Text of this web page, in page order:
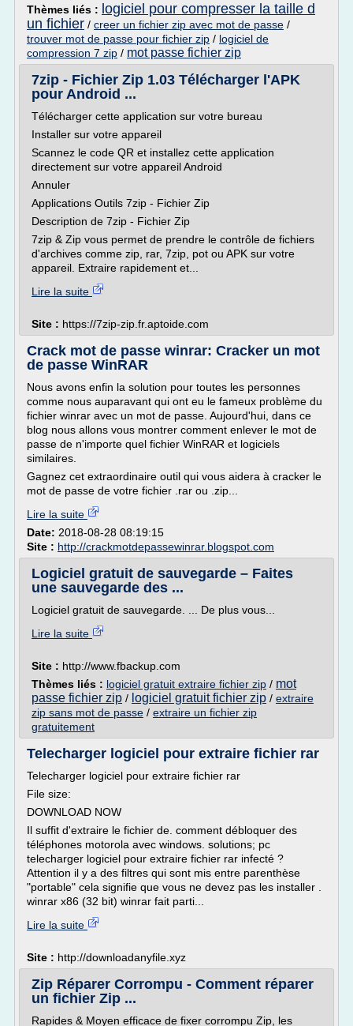
Thèmes liés : logiciel pour compresser la taille d
un fichier / creer un fichier zip avec mot de passe /
trouver mot de passe pour fichier zip / logiciel de
compression 7 zip / mot passe fichier zip
7zip - Fichier Zip 1.03 Télécharger l'APK
pour Android ...
Télécharger cette application sur votre bureau
Installer sur votre appareil
Scannez le code QR et installez cette application
directement sur votre appareil Android
Annuler
Applications Outils 7zip - Fichier Zip
Description de 7zip - Fichier Zip
7zip & Zip vous permet de prendre le contrôle de fichiers
d'archives comme zip, rar, 7zip, pot ou APK sur votre
appareil. Extraire rapidement et...
Lire la suite
Site : https://7zip-zip.fr.aptoide.com
Crack mot de passe winrar: Cracker un mot
de passe WinRAR
Nous avons enfin la solution pour toutes les personnes
comme nous auparavant qui ont eu le fameux problème du
fichier winrar avec un mot de passe. Aujourd'hui, dans ce
blog nous allons vous montrer comment enlever le mot de
passe de n'importe quel fichier WinRAR et logiciels
similaires.
Gagnez cet extraordinaire outil qui vous aidera à cracker le
mot de passe de votre fichier .rar ou .zip...
Lire la suite
Date: 2018-08-28 08:19:15
Site : http://crackmotdepassewinrar.blogspot.com
Logiciel gratuit de sauvegarde – Faites
une sauvegarde des ...
Logiciel gratuit de sauvegarde. ... De plus vous...
Lire la suite
Site : http://www.fbackup.com
Thèmes liés : logiciel gratuit extraire fichier zip / mot
passe fichier zip / logiciel gratuit fichier zip / extraire
zip sans mot de passe / extraire un fichier zip
gratuitement
Telecharger logiciel pour extraire fichier rar
Telecharger logiciel pour extraire fichier rar
File size:
DOWNLOAD NOW
Il suffit d'extraire le fichier de. comment débloquer des
téléphones motorola avec windows. solutions; pc
telecharger logiciel pour extraire fichier rar infecté ?
Attention il y a des filtres qui sont mis entre parenthèse
"portable" cela signifie que vous ne devez pas les installer .
winrar x86 (32 bit) winrar fait parti...
Lire la suite
Site : http://downloadanyfile.xyz
Zip Réparer Corrompu - Comment réparer
un fichier Zip ...
Rapides & Moyen efficace de fixer corrompu Zip, les